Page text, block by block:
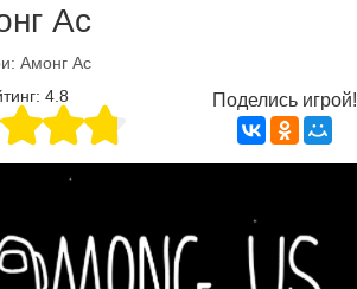
Ас
Амонг Ас
4.8 Поделись игрой!